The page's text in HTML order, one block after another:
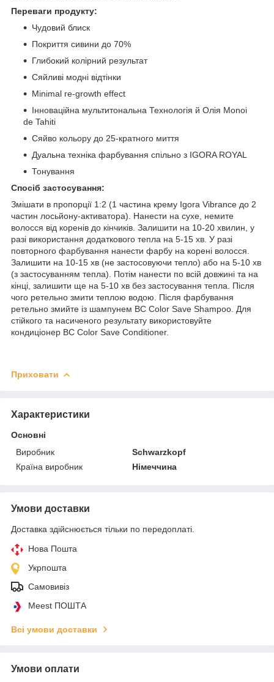
Переваги продукту:
Чудовий блиск
Покриття сивини до 70%
Глибокий колірний результат
Сяйливі модні відтінки
Minimal re-growth effect
Інноваційна мультитональна Технологія й Олія Monoi
de Tahiti
Сяйво кольору до 25-кратного миття
Дуальна техніка фарбування спільно з IGORA ROYAL
Тонування
Спосіб застосування:
Змішати в пропорції 1:2 (1 частина крему Igora Vibrance до 2
частин лосьйону-активатора). Нанести на сухе, немите
волосся від коренів до кінчиків. Залишити на 10-20 хвилин, у
разі використання додаткового тепла на 5-15 хв. У разі
повторного фарбування нанести фарбу на корені волосся.
Залишити на 10-15 хв (не застосовуючи тепло) або на 5-10 хв
(з застосуванням тепла). Потім нанести по всій довжині та на
кінці, залишити ще на 5-10 хв без застосування тепла. Після
чого ретельно змити теплою водою. Після фарбування
ретельно змийте із шампунем BC Color Save Shampoo. Для
стійкого та насиченого результату використовуйте
кондиціонер BC Color Save Conditioner.
Приховати
Характеристики
Основні
Виробник
Schwarzkopf
Країна виробник
Німеччина
Умови доставки
Доставка здійснюється тільки по передоплаті.
Нова Пошта
Укрпошта
Самовивіз
Meest ПОШТА
Всі умови доставки
Умови оплати